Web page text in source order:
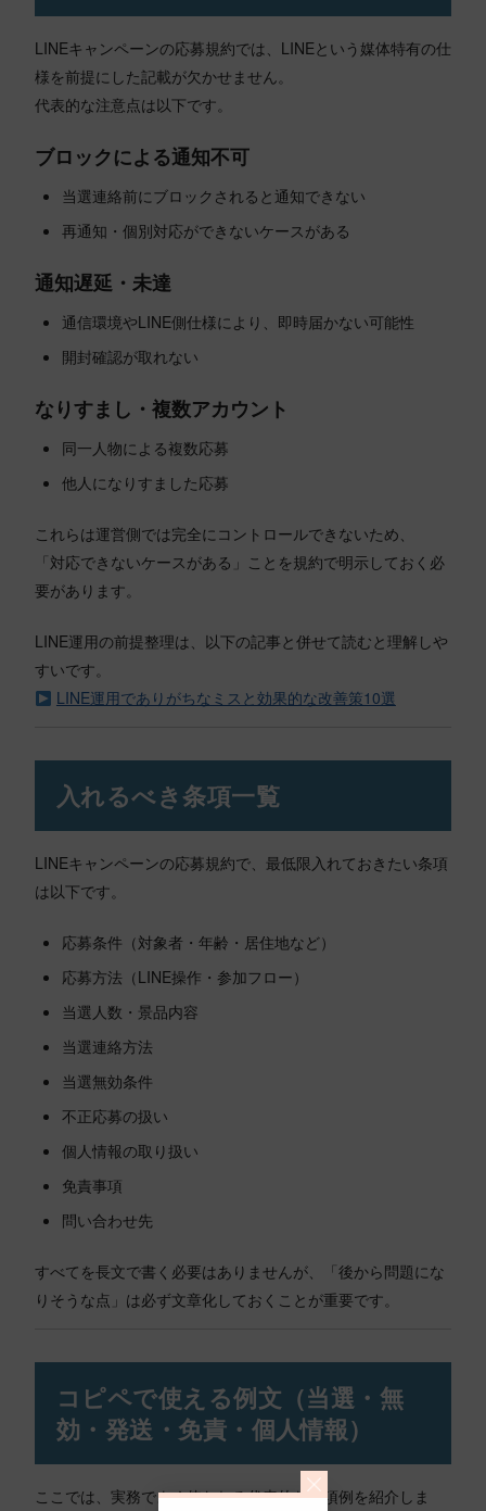
LINEキャンペーンの応募規約では、LINEという媒体特有の仕
様を前提にした記載が欠かせません。
代表的な注意点は以下です。
ブロックによる通知不可
当選連絡前にブロックされると通知できない
再通知・個別対応ができないケースがある
通知遅延・未達
通信環境やLINE側仕様により、即時届かない可能性
開封確認が取れない
なりすまし・複数アカウント
同一人物による複数応募
他人になりすました応募
これらは運営側では完全にコントロールできないため、
「対応できないケースがある」ことを規約で明示しておく必
要があります。
LINE運用の前提整理は、以下の記事と併せて読むと理解しや
すいです。
LINE運用でありがちなミスと効果的な改善策10選
入れるべき条項一覧
LINEキャンペーンの応募規約で、最低限入れておきたい条項
は以下です。
応募条件（対象者・年齢・居住地など）
応募方法（LINE操作・参加フロー）
当選人数・景品内容
当選連絡方法
当選無効条件
不正応募の扱い
個人情報の取り扱い
免責事項
問い合わせ先
すべてを長文で書く必要はありませんが、「後から問題にな
りそうな点」は必ず文章化しておくことが重要です。
コピペで使える例文（当選・無
効・発送・免責・個人情報）
ここでは、実務でよく使われる代表的な条項例を紹介しま